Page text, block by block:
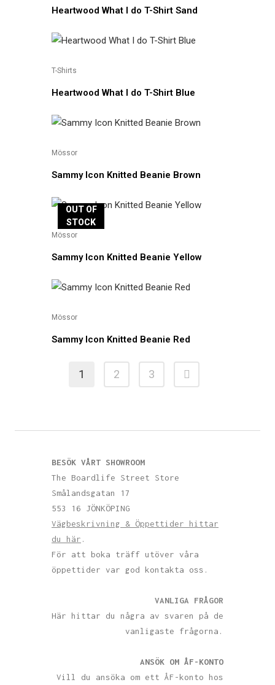
Heartwood What I do T-Shirt Sand
T-Shirts
Heartwood What I do T-Shirt Blue
Mössor
Sammy Icon Knitted Beanie Brown
OUT OF
STOCK
Mössor
Sammy Icon Knitted Beanie Yellow
Mössor
Sammy Icon Knitted Beanie Red
1 2 3
BESÖK VÅRT SHOWROOM
The Boardlife Street Store
Smålandsgatan 17
553 16 JÖNKÖPING
Vägbeskrivning & Öppettider hittar
du här .
För att boka träff utöver våra
öppettider var god kontakta oss.
VANLIGA FRÅGOR
Här hittar du några av svaren på de
vanligaste frågorna.
ANSÖK OM ÅF-KONTO
Vill du ansöka om ett ÅF-konto hos